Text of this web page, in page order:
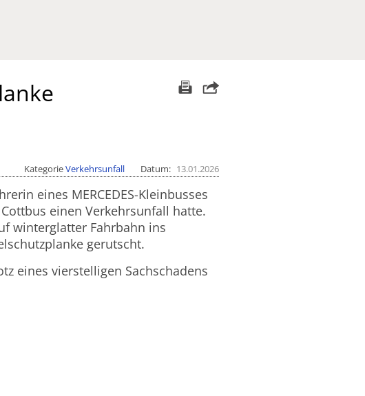
KategorieVerkehrsunfall Datum 13.01.2026
eines MERCEDES-Kleinbusses
einen Verkehrsunfall hatte.
winterglatter Fahrbahn ins
gerutscht.
eines vierstelligen Sachschadens